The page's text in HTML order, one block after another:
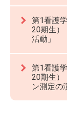
第1看護
20期生）
活動」
第1看護
20期生）
ン測定の